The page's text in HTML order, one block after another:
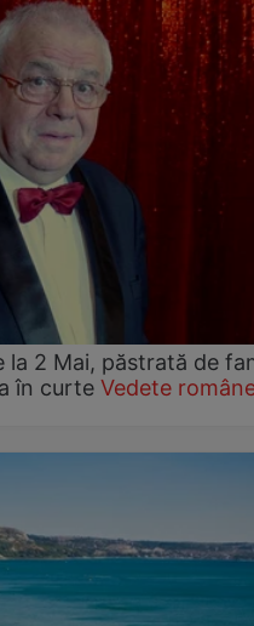
la 2 Mai, păstrată de
în curte Vedete